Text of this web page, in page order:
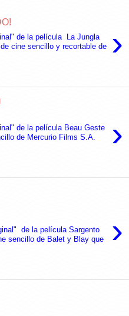
›
de la película La Jungla
cine sencillo y recortable de
›
de la película Beau Geste
de Mercurio Films S.A.
›
de la película Sargento
sencillo de Balet y Blay que